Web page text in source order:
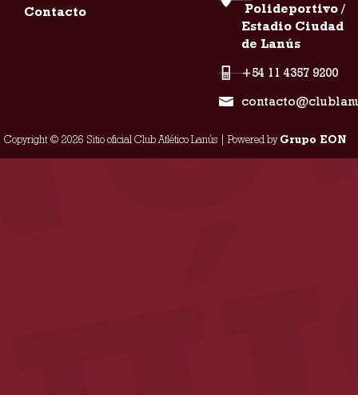
Contacto
Polideportivo /
Estadio Ciudad
de Lanús
+54 11 4357 9200
Copyright © 2026 Sitio oficial Club Atlético Lanús | Powered byGrupo EON